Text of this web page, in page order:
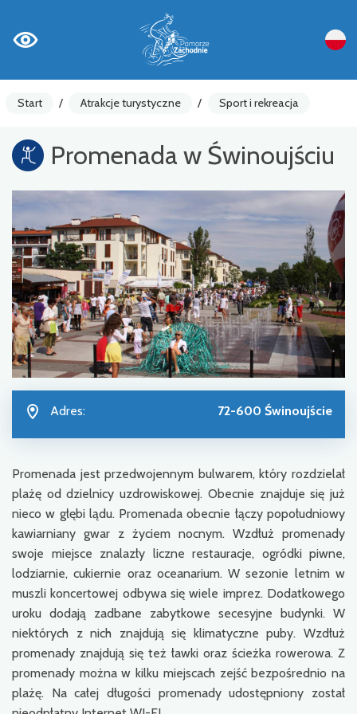
Start / Atrakcje turystyczne / Sport i rekreacja
Promenada w Świnoujściu
Adres: 72-600 Świnoujście
Promenada jest przedwojennym bulwarem, który rozdzielał
plażę od dzielnicy uzdrowiskowej. Obecnie znajduje się już
nieco w głębi lądu. Promenada obecnie łączy popołudniowy
kawiarniany gwar z życiem nocnym. Wzdłuż promenady
swoje miejsce znalazły liczne restauracje, ogródki piwne,
lodziarnie, cukiernie oraz oceanarium. W sezonie letnim w
muszli koncertowej odbywa się wiele imprez. Dodatkowego
uroku dodają zadbane zabytkowe secesyjne budynki. W
niektórych z nich znajdują się klimatyczne puby. Wzdłuż
promenady znajdują się też ławki oraz ścieżka rowerowa. Z
promenady można w kilku miejscach zejść bezpośrednio na
plażę. Na całej długości promenady udostępniony został